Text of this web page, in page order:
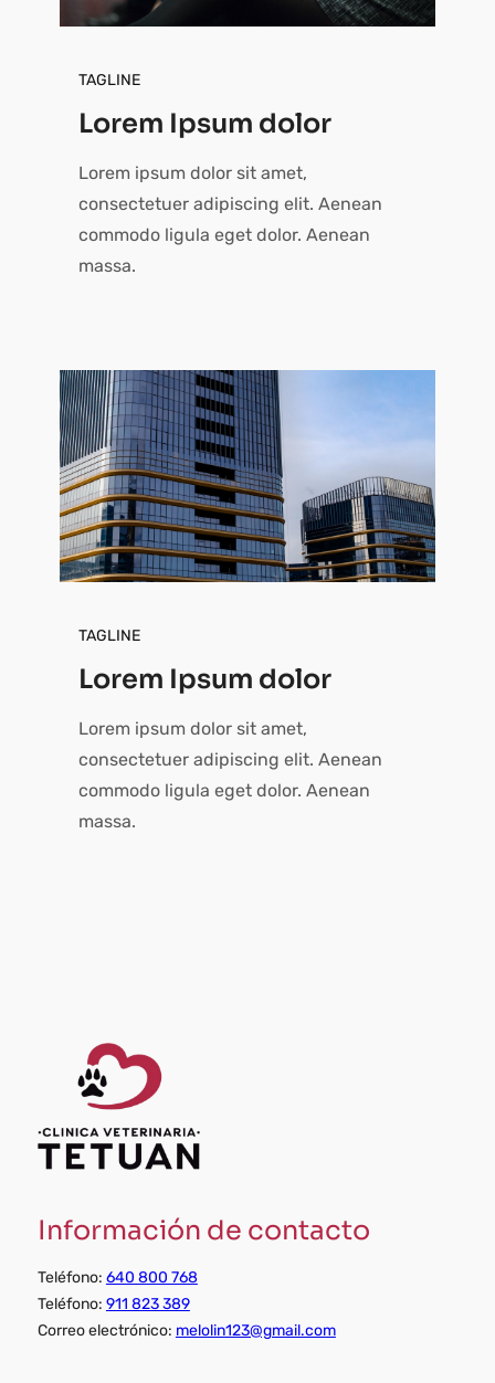
TAGLINE
Lorem Ipsum dolor
Lorem ipsum dolor sit amet,
consectetuer adipiscing elit. Aenean
commodo ligula eget dolor. Aenean
massa.
TAGLINE
Lorem Ipsum dolor
Lorem ipsum dolor sit amet,
consectetuer adipiscing elit. Aenean
commodo ligula eget dolor. Aenean
massa.
Información de contacto
Teléfono: 640 800 768
Teléfono: 911 823 389
Correo electrónico: melolin123@gmail.com